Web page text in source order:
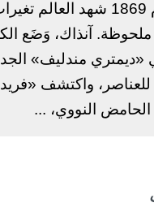
في عام 1869 شهد العالم
آنذاك، وَضَع
«ديمتري مندليف»
للعناصر، واكتشف
النووي، ...